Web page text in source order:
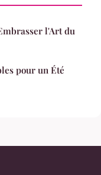
l'Art du
pour un Été